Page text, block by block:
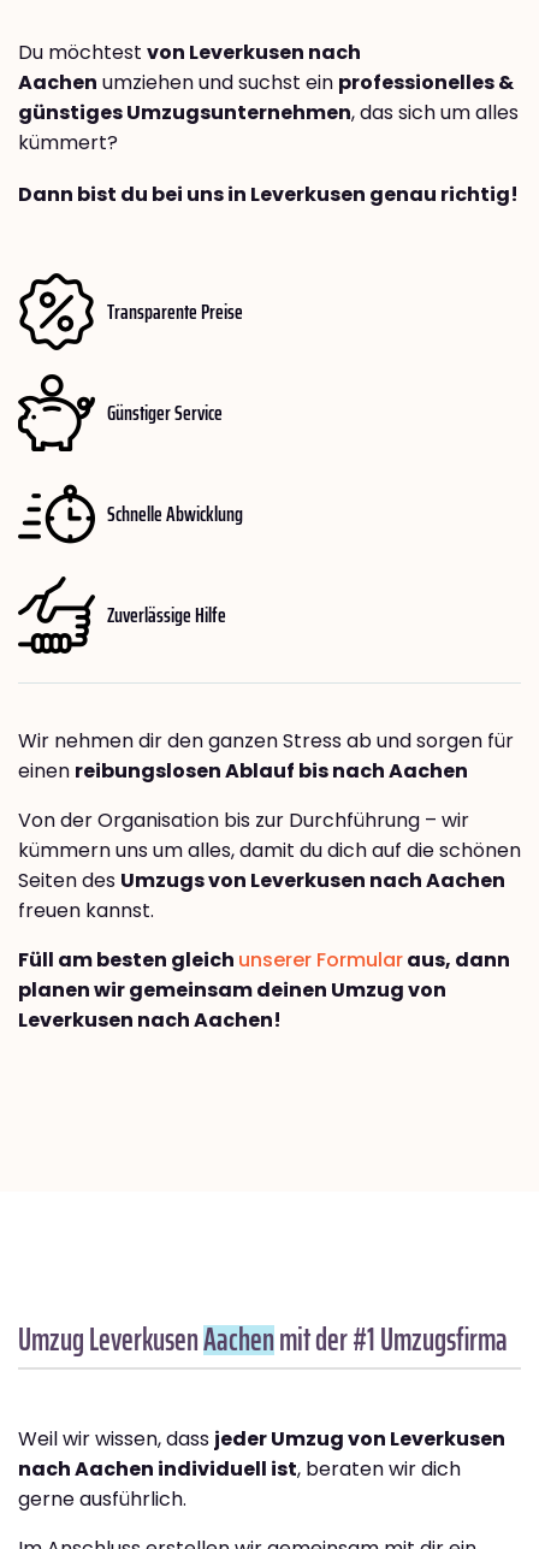
Du möchtest von Leverkusen nach
Aachen umziehen und suchst ein professionelles &
günstiges Umzugsunternehmen, das sich um alles
kümmert?
Dann bist du bei uns in Leverkusen genau richtig!
Transparente Preise
Günstiger Service
Schnelle Abwicklung
Zuverlässige Hilfe
Wir nehmen dir den ganzen Stress ab und sorgen für
einen reibungslosen Ablauf bis nach Aachen
Von der Organisation bis zur Durchführung – wir
kümmern uns um alles, damit du dich auf die schönen
Seiten des Umzugs von Leverkusen nach Aachen
freuen kannst.
Füll am besten gleich unserer Formularaus, dann
planen wir gemeinsam deinen Umzug von
Leverkusen nach Aachen!
Umzug LeverkusenAachenmit der #1 Umzugsfirma
Weil wir wissen, dass jeder Umzug von Leverkusen
nach Aachen individuell ist, beraten wir dich
gerne ausführlich.